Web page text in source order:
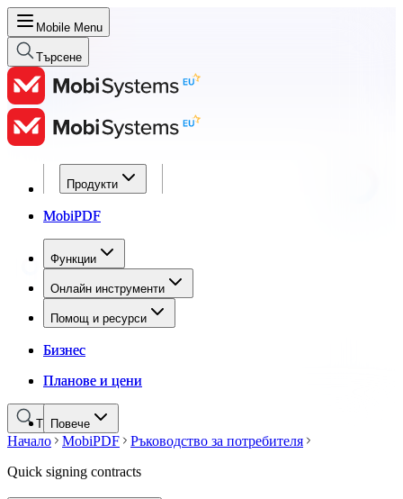
Mobile Menu
Търсене
Продукти
MobiPDF
Функции
Онлайн инструменти
Помощ и ресурси
Бизнес
Планове и цени
Повече
Продукти
MobiPDF
Функции
Онлайн инструменти
Помощ и ресурси
Бизнес
Планове и цени
Търсене
Начало MobiPDF
Ръководство за потребителя
Quick signing contracts